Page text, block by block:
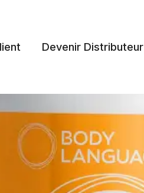
Devenir Distributeur